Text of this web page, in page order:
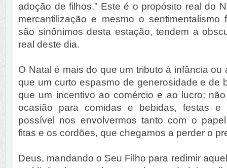
adoção de filhos.” Este é o propósito real do
mercantilização e mesmo o sentimentalismo
são sinônimos desta estação, tendem a
real deste dia.
O Natal é mais do que um tributo à infância ou
que um curto espasmo de generosidade e de
que um incentivo ao comércio e ao lucro;
ocasião para comidas e bebidas, festas e
possível nos envolvermos tanto com o
fitas e os cordões, que chegamos a perder o
Deus, mandando o Seu Filho para redimir